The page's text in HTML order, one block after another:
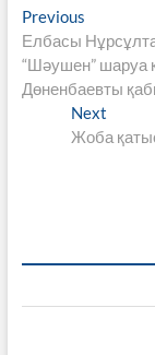
Навигация
по
записям
PreviousPrevious
post:
Елбасы
“Шәушен”
Дөненбаевты
Next
post:
Жоба